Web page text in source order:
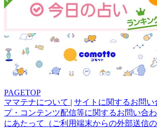
PAGETOP
ママテナについて | サイトに関するお問い
プ・コンテンツ配信等に関するお問い合
にあたって（ご利用端末からの外部送信